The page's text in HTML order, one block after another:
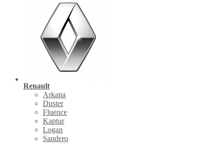
Renault
Arkana
Duster
Fluence
Kaptur
Logan
Sandero